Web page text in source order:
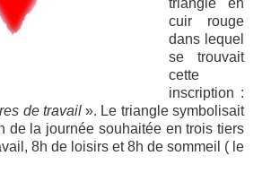
cuir rouge
dans lequel
se trouvait
cette
inscription :
de travail». Le triangle symbolisait
de la journée souhaitée en trois tiers
8h de loisirs et 8h de sommeil ( le